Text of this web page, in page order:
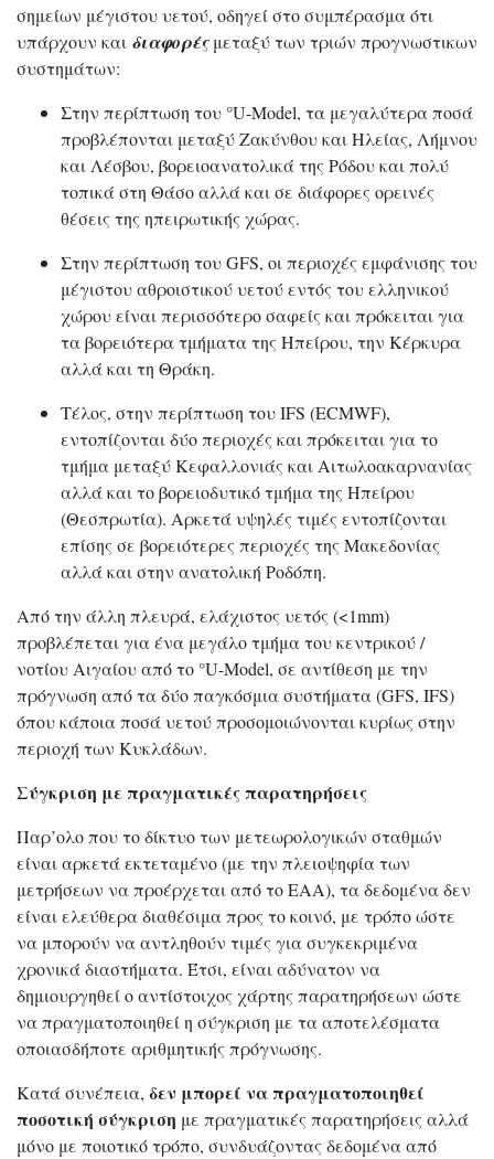
σημείων μέγιστου υετού, οδηγεί στο συμπέρασμα ότι
υπάρχουν και διαφορέςμεταξύ των τριών προγνωστικων
συστημάτων:
Στην περίπτωση του °U-Model, τα μεγαλύτερα ποσά
προβλέπονται μεταξύ Ζακύνθου και Ηλείας, Λήμνου
και Λέσβου, βορειοανατολικά της Ρόδου και πολύ
τοπικά στη Θάσο αλλά και σε διάφορες ορεινές
θέσεις της ηπειρωτικής χώρας.
Στην περίπτωση του GFS, οι περιοχές εμφάνισης του
μέγιστου αθροιστικού υετού εντός του ελληνικού
χώρου είναι περισσότερο σαφείς και πρόκειται για
τα βορειότερα τμήματα της Ηπείρου, την Κέρκυρα
αλλά και τη Θράκη.
Τέλος, στην περίπτωση του IFS (ECMWF),
εντοπίζονται δύο περιοχές και πρόκειται για το
τμήμα μεταξύ Κεφαλλονιάς και Αιτωλοακαρνανίας
αλλά και το βορειοδυτικό τμήμα της Ηπείρου
(Θεσπρωτία). Αρκετά υψηλές τιμές εντοπίζονται
επίσης σε βορειότερες περιοχές της Μακεδονίας
αλλά και στην ανατολική Ροδόπη.
Από την άλλη πλευρά, ελάχιστος υετός (<1mm)
προβλέπεται για ένα μεγάλο τμήμα του κεντρικού /
νοτίου Αιγαίου από το °U-Model, σε αντίθεση με την
πρόγνωση από τα δύο παγκόσμια συστήματα (GFS, IFS)
όπου κάποια ποσά υετού προσομοιώνονται κυρίως στην
περιοχή των Κυκλάδων.
Σύγκριση με πραγματικές παρατηρήσεις
Παρ’ολο που το δίκτυο των μετεωρολογικών σταθμών
είναι αρκετά εκτεταμένο (με την πλειοψηφία των
μετρήσεων να προέρχεται από το ΕΑΑ), τα δεδομένα δεν
είναι ελεύθερα διαθέσιμα προς το κοινό, με τρόπο ώστε
να μπορούν να αντληθούν τιμές για συγκεκριμένα
χρονικά διαστήματα. Έτσι, είναι αδύνατον να
δημιουργηθεί ο αντίστοιχος χάρτης παρατηρήσεων ώστε
να πραγματοποιηθεί η σύγκριση με τα αποτελέσματα
οποιασδήποτε αριθμητικής πρόγνωσης.
Κατά συνέπεια, δεν μπορεί να πραγματοποιηθεί
ποσοτική σύγκριση με πραγματικές παρατηρήσεις αλλά
μόνο με ποιοτικό τρόπο, συνδυάζοντας δεδομένα από